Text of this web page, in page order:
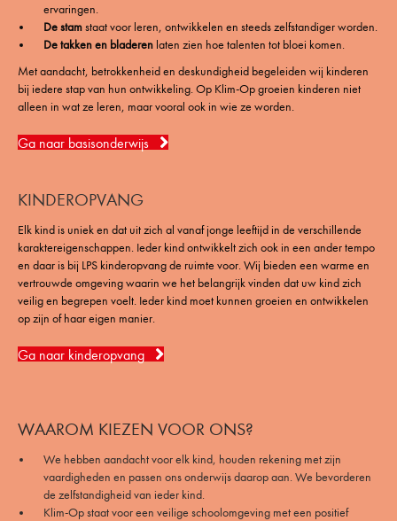
ervaringen.
De stamstaat voor leren, ontwikkelen en steeds zelfstandiger worden.
De takken en bladeren laten zien hoe talenten tot bloei komen.
Met aandacht, betrokkenheid en deskundigheid begeleiden wij kinderen
bij iedere stap van hun ontwikkeling. Op Klim-Op groeien kinderen niet
alleen in wat ze leren, maar vooral ook in wie ze worden.
Ga naar basisonderwijs
KINDEROPVANG
Elk kind is uniek en dat uit zich al vanaf jonge leeftijd in de verschillende
karaktereigenschappen. Ieder kind ontwikkelt zich ook in een ander tempo
en daar is bij LPS kinderopvang de ruimte voor. Wij bieden een warme en
vertrouwde omgeving waarin we het belangrijk vinden dat uw kind zich
veilig en begrepen voelt. Ieder kind moet kunnen groeien en ontwikkelen
op zijn of haar eigen manier.
Ga naar kinderopvang
WAAROM KIEZEN VOOR ONS?
We hebben aandacht voor elk kind, houden rekening met zijn
vaardigheden en passen ons onderwijs daarop aan. We bevorderen
de zelfstandigheid van ieder kind.
Klim-Op staat voor een veilige schoolomgeving met een positief